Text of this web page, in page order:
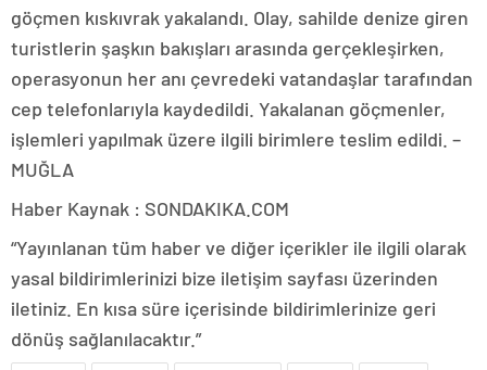
göçmen kıskıvrak yakalandı. Olay, sahilde denize giren
turistlerin şaşkın bakışları arasında gerçekleşirken,
operasyonun her anı çevredeki vatandaşlar tarafından
cep telefonlarıyla kaydedildi. Yakalanan göçmenler,
işlemleri yapılmak üzere ilgili birimlere teslim edildi. –
MUĞLA
Haber Kaynak : SONDAKIKA.COM
“Yayınlanan tüm haber ve diğer içerikler ile ilgili olarak
yasal bildirimlerinizi bize iletişim sayfası üzerinden
iletiniz. En kısa süre içerisinde bildirimlerinize geri
dönüş sağlanılacaktır.”